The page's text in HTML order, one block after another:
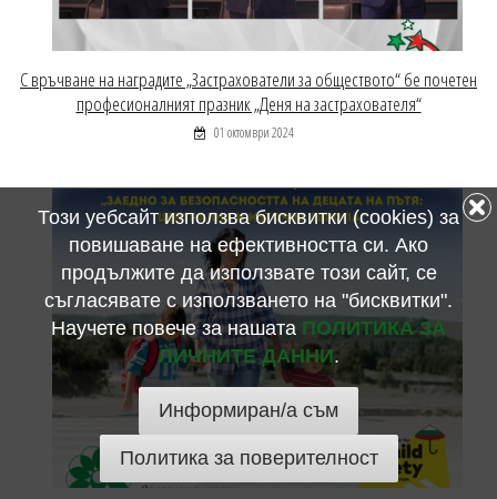
С връчване на наградите „Застрахователи за обществото“ бе почетен
професионалният празник „Деня на застрахователя“
01 октомври 2024
Този уебсайт използва бисквитки (cookies) за
повишаване на ефективността си. Ако
продължите да използвате този сайт, се
съгласявате с използването на "бисквитки".
Научете повече за нашата ПОЛИТИКА ЗА
ЛИЧНИТЕ ДАННИ.
Информиран/а съм
Политика за поверителност